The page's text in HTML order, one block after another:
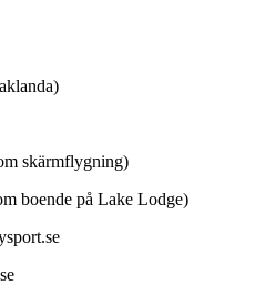
skärmflygning)
boende på Lake Lodge)